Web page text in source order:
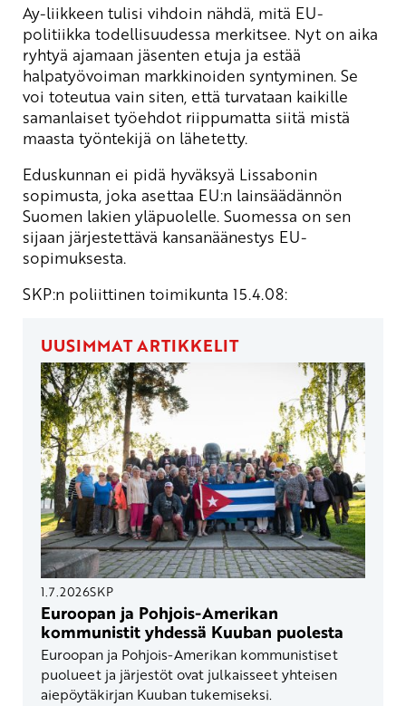
Ay-liikkeen tulisi vihdoin nähdä, mitä EU-
politiikka todellisuudessa merkitsee. Nyt on aika
ryhtyä ajamaan jäsenten etuja ja estää
halpatyövoiman markkinoiden syntyminen. Se
voi toteutua vain siten, että turvataan kaikille
samanlaiset työehdot riippumatta siitä mistä
maasta työntekijä on lähetetty.
Eduskunnan ei pidä hyväksyä Lissabonin
sopimusta, joka asettaa EU:n lainsäädännön
Suomen lakien yläpuolelle. Suomessa on sen
sijaan järjestettävä kansanäänestys EU-
sopimuksesta.
SKP:n poliittinen toimikunta 15.4.08:
UUSIMMAT ARTIKKELIT
1.7.2026SKP
Euroopan ja Pohjois-Amerikan
kommunistit yhdessä Kuuban puolesta
Euroopan ja Pohjois-Amerikan kommunistiset
puolueet ja järjestöt ovat julkaisseet yhteisen
aiepöytäkirjan Kuuban tukemiseksi.